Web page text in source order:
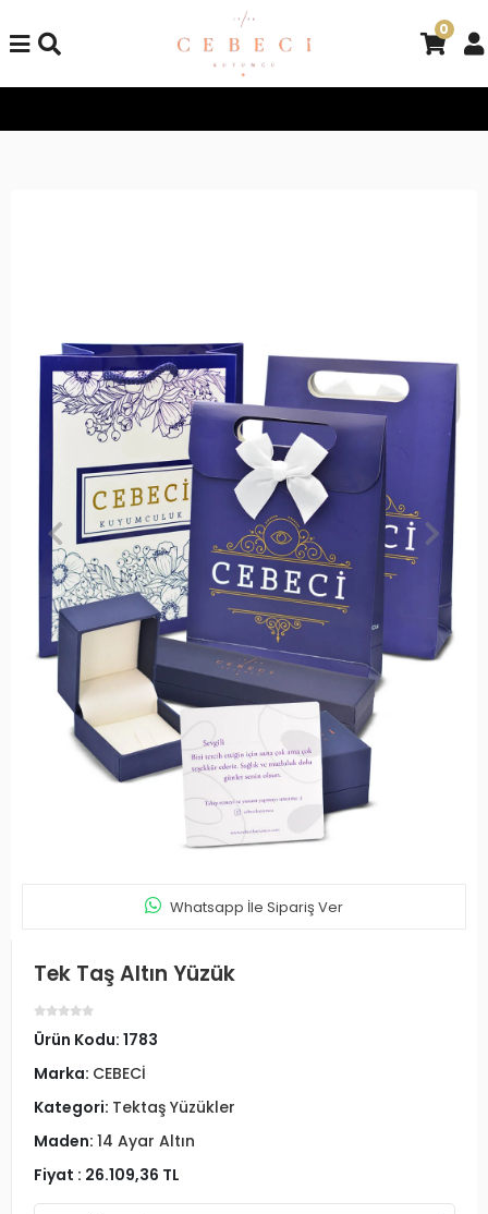
0
Whatsapp İle Sipariş Ver
Tek Taş Altın Yüzük
Ürün Kodu: 1783
Marka: CEBECİ
Kategori: Tektaş Yüzükler
Maden: 14 Ayar Altın
Fiyat : 26.109,36 TL